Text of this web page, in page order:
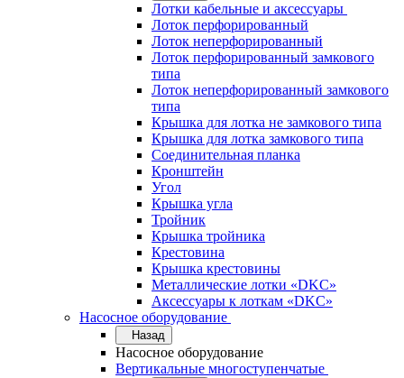
Лотки кабельные и аксессуары
Лоток перфорированный
Лоток неперфорированный
Лоток перфорированный замкового
типа
Лоток неперфорированный замкового
типа
Крышка для лотка не замкового типа
Крышка для лотка замкового типа
Соединительная планка
Кронштейн
Угол
Крышка угла
Тройник
Крышка тройника
Крестовина
Крышка крестовины
Металлические лотки «DKC»
Аксессуары к лоткам «DKC»
Насосное оборудование
Назад
Насосное оборудование
Вертикальные многоступенчатые